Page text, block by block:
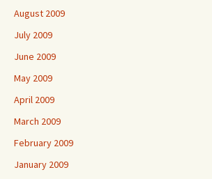
August 2009
July 2009
June 2009
May 2009
April 2009
March 2009
February 2009
January 2009